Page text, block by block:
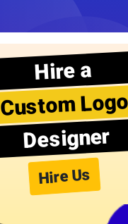
Hire a
Custom Logo
Designer
Hire Us